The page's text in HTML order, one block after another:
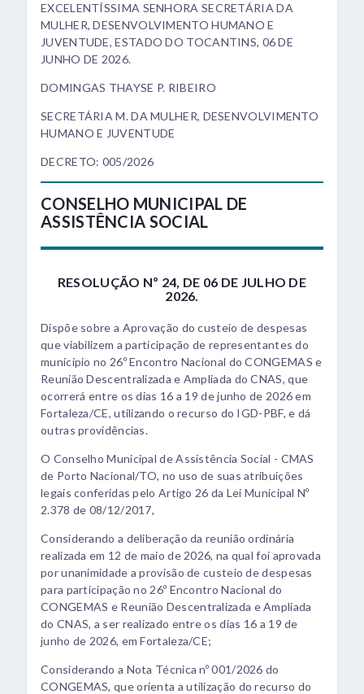
EXCELENTÍSSIMA SENHORA SECRETÁRIA DA
MULHER, DESENVOLVIMENTO HUMANO E
JUVENTUDE, ESTADO DO TOCANTINS, 06 DE
JUNHO DE 2026.
DOMINGAS THAYSE P. RIBEIRO
SECRETÁRIA M. DA MULHER, DESENVOLVIMENTO
HUMANO E JUVENTUDE
DECRETO: 005/2026
CONSELHO MUNICIPAL DE
ASSISTÊNCIA SOCIAL
RESOLUÇÃO Nº 24, DE 06 DE JULHO DE
2026.
Dispõe sobre a Aprovação do custeio de despesas
que viabilizem a participação de representantes do
município no 26º Encontro Nacional do CONGEMAS e
Reunião Descentralizada e Ampliada do CNAS, que
ocorrerá entre os dias 16 a 19 de junho de 2026 em
Fortaleza/CE, utilizando o recurso do IGD-PBF, e dá
outras providências.
O Conselho Municipal de Assistência Social - CMAS
de Porto Nacional/TO, no uso de suas atribuições
legais conferidas pelo Artigo 26 da Lei Municipal Nº
2.378 de 08/12/2017,
Considerando a deliberação da reunião ordinária
realizada em 12 de maio de 2026, na qual foi aprovada
por unanimidade a provisão de custeio de despesas
para participação no 26º Encontro Nacional do
CONGEMAS e Reunião Descentralizada e Ampliada
do CNAS, a ser realizado entre os dias 16 a 19 de
junho de 2026, em Fortaleza/CE;
Considerando a Nota Técnica nº 001/2026 do
CONGEMAS, que orienta a utilização do recurso do